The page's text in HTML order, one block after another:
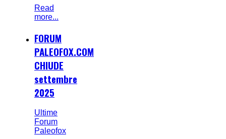
Read
more...
FORUM
PALEOFOX.COM
CHIUDE
settembre
2025
Ultime
Forum
Paleofox